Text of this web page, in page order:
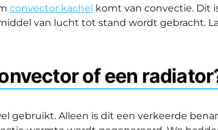
convector kachel komt van convectie. Dit
van lucht tot stand wordt gebracht.
of een
gebruikt. Alleen is dit een verkeerde